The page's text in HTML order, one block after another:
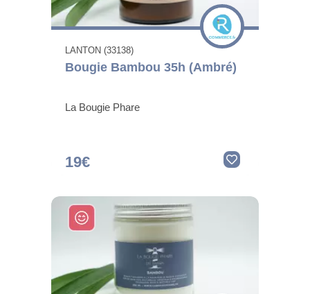
LANTON (33138)
Bougie Bambou 35h (Ambré)
La Bougie Phare
19€